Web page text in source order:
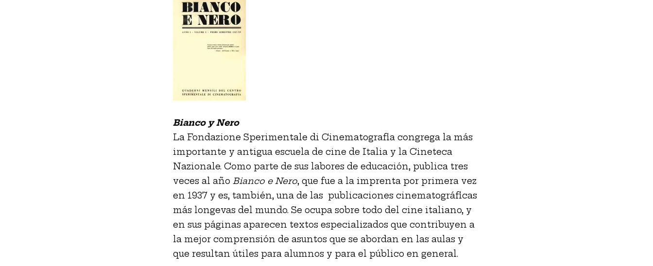
Bianco y Nero
La Fondazione Sperimentale di Cinematografia congrega la más
importante y antigua escuela de cine de Italia y la Cineteca
Nazionale. Como parte de sus labores de educación, publica tres
veces al año Bianco e Nero, que fue a la imprenta por primera vez
en 1937 y es, también, una de las publicaciones cinematográficas
más longevas del mundo. Se ocupa sobre todo del cine italiano, y
en sus páginas aparecen textos especializados que contribuyen a
la mejor comprensión de asuntos que se abordan en las aulas y
que resultan útiles para alumnos y para el público en general.